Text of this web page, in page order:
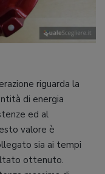
riguarda la
di energia
ed al
valore è
sia ai tempi
ottenuto.